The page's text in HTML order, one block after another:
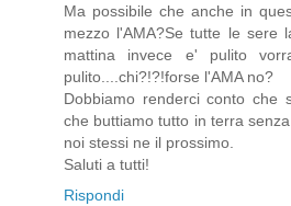
Ma possibile che anche in
mezzo l'AMA?Se tutte le sere
mattina invece e' pulito
pulito....chi?!?!forse l'AMA no?
Dobbiamo renderci conto che
che buttiamo tutto in terra
noi stessi ne il prossimo.
Saluti a tutti!
Rispondi